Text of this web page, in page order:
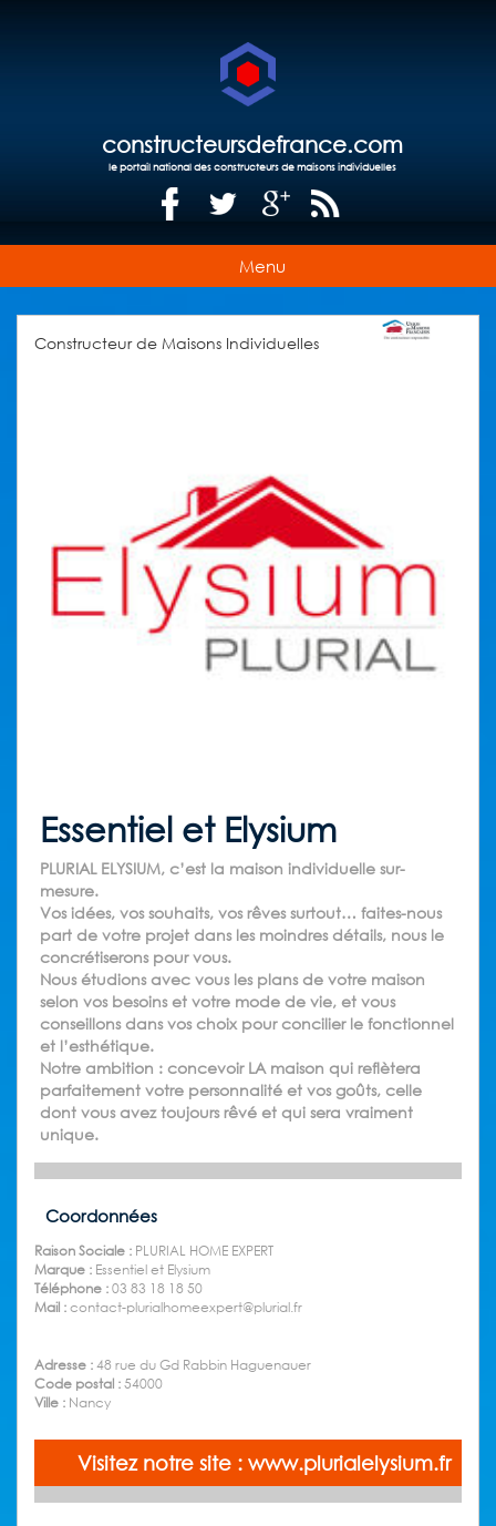
constructeursdefrance.com
le portail national des constructeurs de maisons individuelles
Menu
Constructeur de Maisons Individuelles
Essentiel et Elysium
PLURIAL ELYSIUM, c’est la maison individuelle sur-
mesure.
Vos idées, vos souhaits, vos rêves surtout… faites-nous
part de votre projet dans les moindres détails, nous le
concrétiserons pour vous.
Nous étudions avec vous les plans de votre maison
selon vos besoins et votre mode de vie, et vous
conseillons dans vos choix pour concilier le fonctionnel
et l’esthétique.
Notre ambition : concevoir LA maison qui reflètera
parfaitement votre personnalité et vos goûts, celle
dont vous avez toujours rêvé et qui sera vraiment
unique.
Coordonnées
Raison Sociale : PLURIAL HOME EXPERT
Marque : Essentiel et Elysium
Téléphone :03 83 18 18 50
Mail :contact-plurialhomeexpert@plurial.fr
Adresse :48 rue du Gd Rabbin Haguenauer
Code postal :54000
Ville : Nancy
Visitez notre site : www.plurialelysium.fr